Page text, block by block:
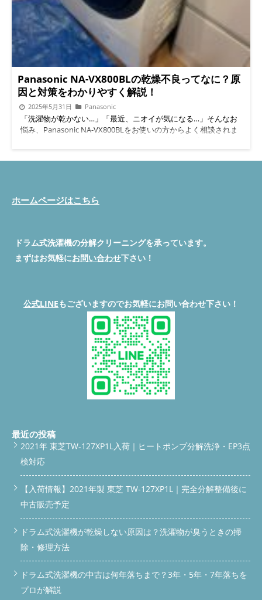
性が高く、湿気もこもりやすいため、乾燥を使っても嫌な臭いが
抜けにくくなります。 内部を分解して確認したところ、乾燥経
路の奥に黒カビがびっしりついていました。 異物（竹串）が落
ちたらすぐ停止！運転続行は危険 竹串などが落ちたまま運転を
続けると、排水弁やファンに絡まり、モーター焼損などにつなが
ることがあります。 今回も排水不良と併発しており、乾燥が回
るのに洗濯物が生乾きという状態に。 誤って異物を落とした
ら、すぐに運転を止めて相談してください。 無添加洗剤は優し
いけど「洗剤カス」には注意が必要 「シャボン玉スノール」な
ど無添加系の洗剤は泡切れが悪く、溶け残りやすいため、洗剤カ
スが蓄積しやすくなります。 日立のドラムは特に乾燥フィルタ
ーや排気ダクトが細かく、カスがこびりつくと空気の流れが止ま
作業後は「乾燥時間が1時間→30分に短縮」「ニオイゼロ」で快
ム式洗濯機の専門対応を行っています。 ふじみ野市 川越市 所沢
市 狭山市 入間市 富士見市 志木市 東京都青梅市・清瀬市・小平
市 など 年間500台以上の施工実績、元設備保全士スタッフが直
質問（Q&A） Q1. 無添加洗剤を使っていても、分解クリーニング
は必要ですか？A. はい。洗剤の種類に関わらず、汚れは蓄積しま
す。特に無添加系はカスが残りやすいので注意が必要です。 Q2.
乾燥時間が長くなったのですが、寿命でしょうか？A. 乾燥機能の
低下は埃やカス詰まりの可能性が高く、清掃で改善するケースが
ほとんどです。 Q3. 異物を落としただけで依頼しても大丈夫です
か？A. もちろんOKです。異物除去のみでも、状態チェック込み
で対応します。 Q4. 臭いが取れません。消臭剤で対応しても良
い？A. 表面対策だけでは再発します。根本原因（カビや汚れ）除
去が必要です。 まとめ：早めの対応が故障を防ぎます 今回のよ
でも気づいた時がベストタイミング。お気軽に「便利屋BUZZ」
までご相談ください。 公式LINEスクロールバー #scroll-bar {
position: fixed; top: -60px; /* 最初は画面外 */ left: 0; width:
100%; background-color: #00C73C; /* 緑色 */ padding: 12px
10px; text-align: center; z-index: 9999; box-shadow: 0 2px 5px
rgba(0,0,0,0.2); transition: top 0.3s ease; } #scroll-bar.show { top:
0; /* スクロール時に表示 */ } #scroll-bar a { color: #fff; font-size:
15px; font-weight: bold; text-decoration: none; }
const scrollBar = document.getElementById('scroll-bar');
if(window.scrollY > 100) { // 100px以上スクロールしたら表示
利屋BUZZのドラム式洗濯機分解クリーニング・修理のサービス
内容や作業内容、機種別料金についてはこちらで詳しくご確認い
Panasonic NA-VX800BLの乾燥不良ってなに？原
因と対策をわかりやすく解説！
2025年5月31日 Panasonic
「洗濯物が乾かない…」「最近、ニオイが気になる…」そんなお
悩み、Panasonic NA-VX800BLをお使いの方からよく相談されま
す。 初心者の方にもわかるように、専門用語は使わず、丁寧に
は、実は「カバー内部にたまったホコリや繊維」です。とくに
NA-VX800BLのような機種では、「脱水カバーの隙間」や「パッ
かないし、嫌なニオイも発生しがちです。 フィルター清掃だけ
じゃ足りない理由 「ちゃんと糸くずフィルターは掃除してるの
に…」という方も多いと思います。でも、実はそれだけでは不十
ッキン不具合が意外と多い 今回のお宅では、「脱水カバーのパ
ッキンが浮き出ていた」ことが大きな原因でした。このパッキ
ン、ゴム製なので経年劣化で外れやすくなります。 パッキンが
浮いていると、湿気やホコリが漏れ出し、内部にどんどん汚れが
蓄積。さらに隙間から雑菌も入りやすくなり、乾燥不良＋ニオイ
のダブルパンチになります。 実際の修理工程をご紹介（さいた
ま市中央区） 脱水カバーの分解・交換 ドラム槽洗浄 ヒートポン
プ内部洗浄 動作チェックと試運転 ビフォーアフター画像ギャラ
リー ●本体写真 脱水カバーの不具合箇所（パッキン浮き） パッ
部にはホコリと繊維汚れがびっしり。見た目よりも深刻な汚れが
蓄積していました。 ●脱水カバー交換後 新しいカバーに交換し、
パッキンもしっかり密着。空気の流れもスムーズになり、乾燥効
率が回復しました。 ●ドラム槽洗浄前 洗濯槽の裏側には、見えな
い汚れがこんなに…！乾燥不良やニオイの原因になります。 ●ド
ラム槽洗浄後 こびりついた汚れを徹底除去。ドラムの中がスッ
キリきれいになり、洗濯物の仕上がりも変わります。 ●ヒートポ
ンプ洗浄前 ヒートポンプ内部はホコリ詰まりでびっしり。この
ままでは空気が通らず、乾燥できません。 ●ヒートポンプ洗浄後
内部のホコリをすべて取り除き、風の通り道がしっかり復活。乾
燥力が格段にアップしました。 交換用パーツは純正の新品を使
用 修理には、Panasonic純正の脱水カバーを使用。 ニオイの元
は「湿気＋ホコリ＋雑菌」 洗濯槽の裏側にたまったホコリや湿
気が、雑菌の温床になります。とくに乾燥機能付きの洗濯機は湿
気がこもりやすく、放っておくと悪臭の原因に。 洗剤の使いす
ぎや柔軟剤のヌメリも加わると、カビが生えやすくなります。
ホームページはこちら
ドラム式洗濯機の分解クリーニングを承っています。
まずはお気軽にお問い合わせ下さい！
公式LINEもございますのでお気軽にお問い合わせ下さい！
最近の投稿
2021年 東芝TW-127XP1L入荷｜ヒートポンプ分解洗浄・EP3点
検対応
【入荷情報】2021年製 東芝 TW-127XP1L｜完全分解整備後に
中古販売予定
ドラム式洗濯機が乾燥しない原因は？洗濯物が臭うときの掃
除・修理方法
ドラム式洗濯機の中古は何年落ちまで？3年・5年・7年落ちを
プロが解説